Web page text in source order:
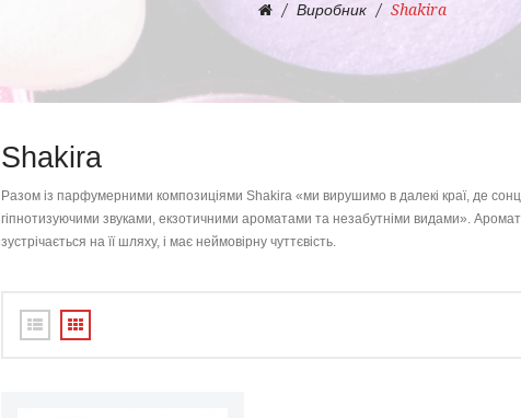
Виробник Shakira
Shakira
Разом із парфумерними композиціями Shakira «ми вирушимо в далекі краї, де
гіпнотизуючими звуками, екзотичними ароматами та незабутніми видами».
зустрічається на її шляху, і має неймовірну чуттєвість.